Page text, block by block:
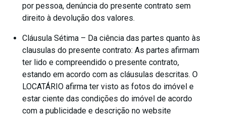
por pessoa, denúncia do presente contrato sem
direito à devolução dos valores.
Cláusula Sétima – Da ciência das partes quanto às
clausulas do presente contrato: As partes afirmam
ter lido e compreendido o presente contrato,
estando em acordo com as cláusulas descritas. O
LOCATÁRIO afirma ter visto as fotos do imóvel e
estar ciente das condições do imóvel de acordo
com a publicidade e descrição no website